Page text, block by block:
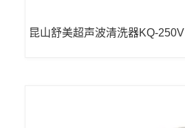
昆山舒美超声波清洗器KQ-250V